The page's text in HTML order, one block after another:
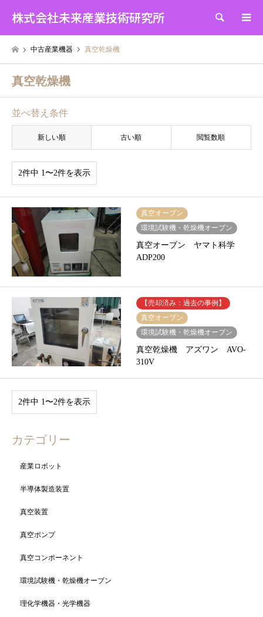
株式会社未来産業技術研究所 検索
中古産業機器 真空乾燥機
真空乾燥機
並べ替え条件
新しい順 古い順 閲覧数順
2件中 1〜2件を表示
真空オーブン
環境試験機・乾燥機オーブン
真空オーブン ヤマト科学
ADP200
【売却済み：過去の事例】
真空オーブン
環境試験機・乾燥機オーブン
真空乾燥機 アズワン AVO-
310V
2件中 1〜2件を表示
カテゴリー
産業ロボット
半導体製造装置
真空装置
真空ポンプ
真空コンポーネント
環境試験機・乾燥機オーブン
理化学機器・光学機器